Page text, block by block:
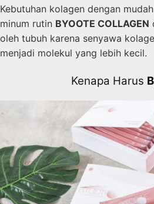
Kebutuhan kolagen dengan
minum rutin BYOOTE COLLAGEN
oleh tubuh karena senyawa
menjadi molekul yang lebih kecil.
Kenapa Harus